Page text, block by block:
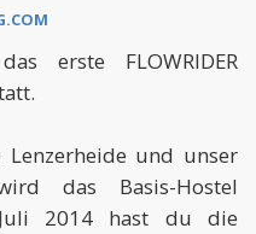
erste FLOWRIDER
und unser
das Basis-Hostel
2014 hast du die